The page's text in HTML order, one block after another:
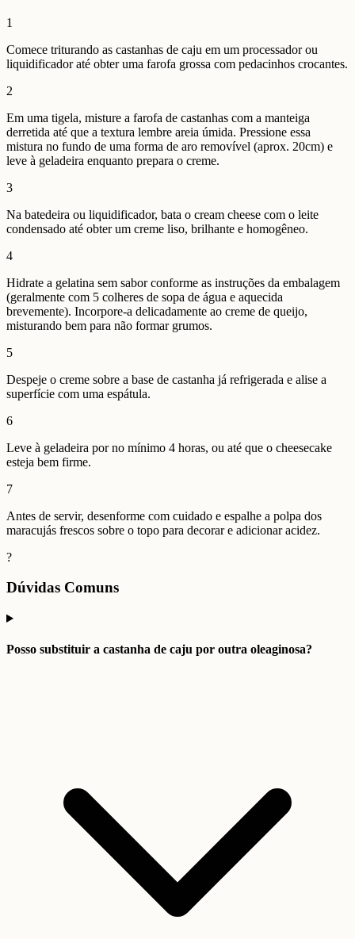
1
Comece triturando as castanhas de caju em um processador ou
liquidificador até obter uma farofa grossa com pedacinhos crocantes.
2
Em uma tigela, misture a farofa de castanhas com a manteiga
derretida até que a textura lembre areia úmida. Pressione essa
mistura no fundo de uma forma de aro removível (aprox. 20cm) e
leve à geladeira enquanto prepara o creme.
3
Na batedeira ou liquidificador, bata o cream cheese com o leite
condensado até obter um creme liso, brilhante e homogêneo.
4
Hidrate a gelatina sem sabor conforme as instruções da embalagem
(geralmente com 5 colheres de sopa de água e aquecida
brevemente). Incorpore-a delicadamente ao creme de queijo,
misturando bem para não formar grumos.
5
Despeje o creme sobre a base de castanha já refrigerada e alise a
superfície com uma espátula.
6
Leve à geladeira por no mínimo 4 horas, ou até que o cheesecake
esteja bem firme.
7
Antes de servir, desenforme com cuidado e espalhe a polpa dos
maracujás frescos sobre o topo para decorar e adicionar acidez.
?
Dúvidas Comuns
Posso substituir a castanha de caju por outra oleaginosa?